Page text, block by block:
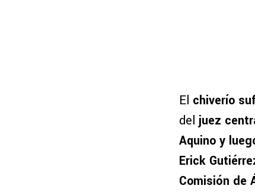
El chiverío
del juez
Aquino y
Erick
Comisión de